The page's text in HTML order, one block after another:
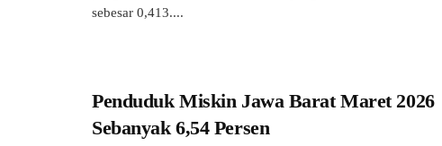
sebesar 0,413....
Penduduk Miskin Jawa Barat Maret 2026
Sebanyak 6,54 Persen